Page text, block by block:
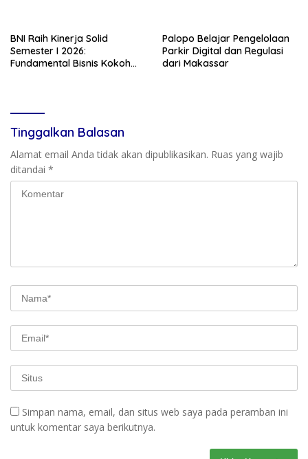
BNI Raih Kinerja Solid
Semester I 2026:
Fundamental Bisnis Kokoh
Palopo Belajar Pengelolaan
Parkir Digital dan Regulasi
dari Makassar
Tinggalkan Balasan
Alamat email Anda tidak akan dipublikasikan. Ruas yang wajib
ditandai *
Simpan nama, email, dan situs web saya pada peramban ini
untuk komentar saya berikutnya.